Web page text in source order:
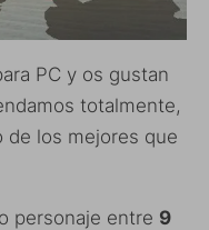
PC y os gustan
totalmente,
de los mejores que
personaje entre 9